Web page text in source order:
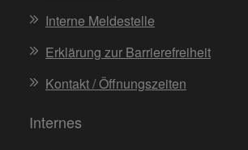
Interne Meldestelle
Erklärung zur Barrierefreiheit
Kontakt / Öffnungszeiten
Internes